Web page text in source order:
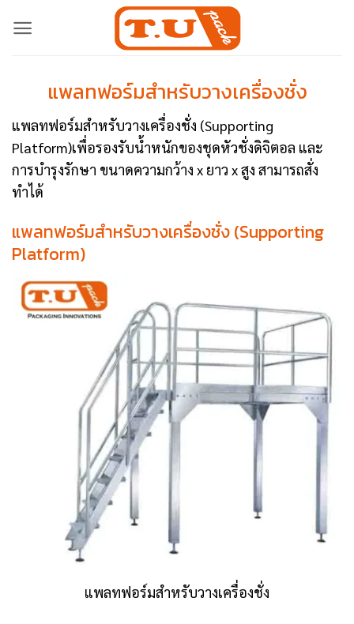
แพลทฟอร์มสำหรับวางเครื่องชั่ง
แพลทฟอร์มสำหรับวางเครื่องชั่ง (Supporting
Platform)เพื่อรองรับน้ำหนักของชุดหัวชั่งดิจิตอล และ
การบำรุงรักษา ขนาดความกว้าง x ยาว x สูง สามารถสั่ง
ทำได้
แพลทฟอร์มสำหรับวางเครื่องชั่ง (Supporting
Platform)
แพลทฟอร์มสำหรับวางเครื่องชั่ง